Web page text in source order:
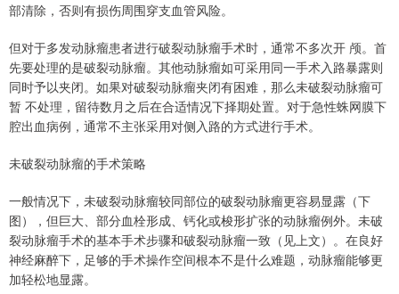
部清除，否则有损伤周围穿⽀⾎管风险。
但对于多发动脉瘤患者进⾏破裂动脉瘤⼿术时，通常不多次开 颅。⾸
先要处理的是破裂动脉瘤。其他动脉瘤如可采⽤同⼀⼿术⼊路暴露则
同时予以夹闭。如果对破裂动脉瘤夹闭有困难，那么未破裂动脉瘤可
暂 不处理，留待数⽉之后在合适情况下择期处置。对于急性蛛⽹膜下
腔出⾎病例，通常不主张采⽤对侧⼊路的⽅式进⾏⼿术。
未破裂动脉瘤的⼿术策略
⼀般情况下，未破裂动脉瘤较同部位的破裂动脉瘤更容易显露（下
图），但巨⼤、部分⾎栓形成、钙化或梭形扩张的动脉瘤例外。未破
裂动脉瘤⼿术的基本⼿术步骤和破裂动脉瘤⼀致（见上⽂）。在良好
神经⿇醉下，⾜够的⼿术操作空间根本不是什么难题，动脉瘤能够更
加轻松地显露。